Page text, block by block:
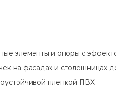
элементы и опоры с
на фасадах и столешницах
пленкой ПВХ